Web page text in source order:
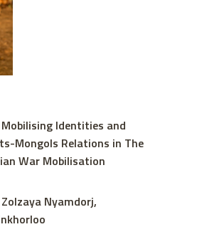
Identities and
Mongols Relations in The
War Mobilisation
Nyamdorj,